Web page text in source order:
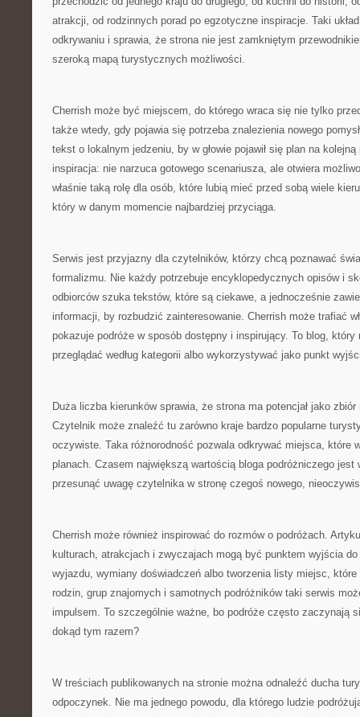
atrakcji, od rodzinnych porad po egzotyczne inspiracje. Taki
odkrywaniu i sprawia, że strona nie jest zamkniętym
szeroką mapą turystycznych możliwości.
Cherrish może być miejscem, do którego wraca się nie tylko
także wtedy, gdy pojawia się potrzeba znalezienia nowego
tekst o lokalnym jedzeniu, by w głowie pojawił się plan na kolejną
inspiracja: nie narzuca gotowego scenariusza, ale otwiera
właśnie taką rolę dla osób, które lubią mieć przed sobą wiele
który w danym momencie najbardziej przyciąga.
Serwis jest przyjazny dla czytelników, którzy chcą poznawać
formalizmu. Nie każdy potrzebuje encyklopedycznych opisów i
odbiorców szuka tekstów, które są ciekawe, a jednocześnie
informacji, by rozbudzić zainteresowanie. Cherrish może trafiać
pokazuje podróże w sposób dostępny i inspirujący. To blog,
przeglądać według kategorii albo wykorzystywać jako punkt
Duża liczba kierunków sprawia, że strona ma potencjał jako
Czytelnik może znaleźć tu zarówno kraje bardzo popularne
oczywiste. Taka różnorodność pozwala odkrywać miejsca, które
planach. Czasem największą wartością bloga podróżniczego jest
przesunąć uwagę czytelnika w stronę czegoś nowego,
Cherrish może również inspirować do rozmów o podróżach.
kulturach, atrakcjach i zwyczajach mogą być punktem wyjścia do
wyjazdu, wymiany doświadczeń albo tworzenia listy miejsc,
rodzin, grup znajomych i samotnych podróżników taki serwis
impulsem. To szczególnie ważne, bo podróże często zaczynają
dokąd tym razem?
W treściach publikowanych na stronie można odnaleźć ducha
odpoczynek. Nie ma jednego powodu, dla którego ludzie